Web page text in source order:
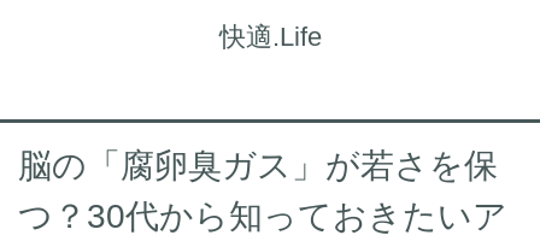
快適.Life
脳の「腐卵臭ガス」が若さを保
つ？30代から知っておきたいア